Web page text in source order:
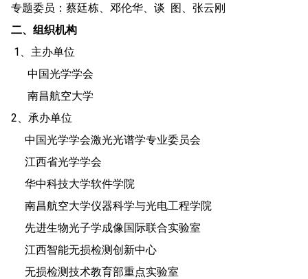
专题委员：蔡廷栋、邓伦华、谈 图、张云刚
二、组织机构
1、主办单位
中国光学学会
南昌航空大学
2、承办单位
中国光学学会激光光谱学专业委员会
江西省光学学会
华中科技大学软件学院
南昌航空大学仪器科学与光电工程学院
先进生物光子学成像国际联合实验室
江西智能无损检测创新中心
无损检测技术教育部重点实验室